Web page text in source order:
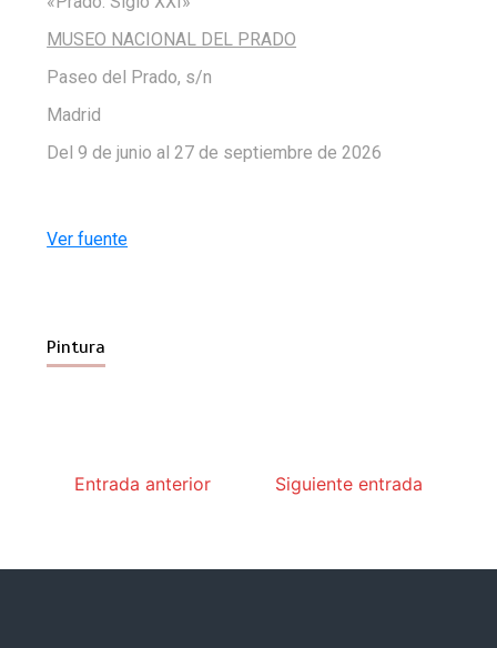
MUSEO NACIONAL DEL PRADO
Paseo del Prado, s/n
Madrid
Del 9 de junio al 27 de septiembre de 2026
Ver fuente
Pintura
Entrada anterior Siguiente entrada